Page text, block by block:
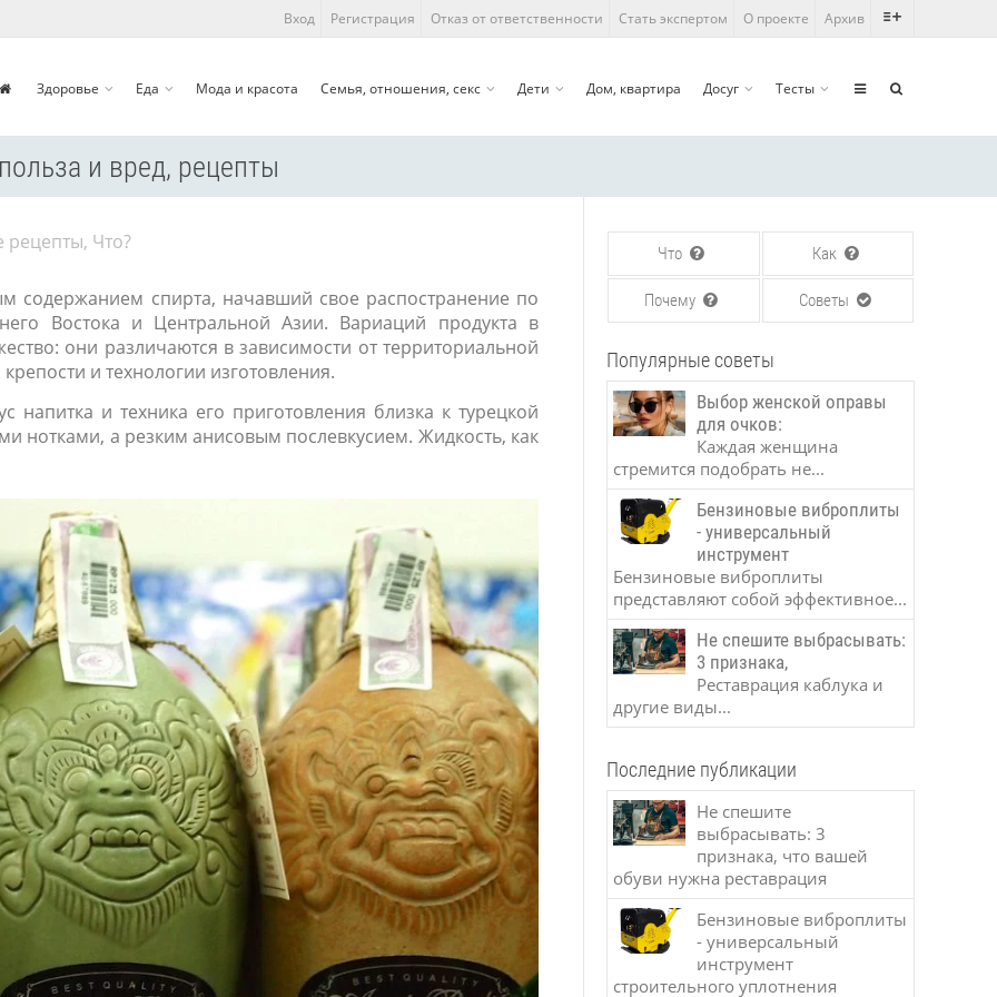
Вход Регистрация Отказ от ответственности Стать экспертом О проекте Архив
Здоровье Еда Мода и красота Семья, отношения, секс Дети Дом, квартира Досуг Тесты
и вред, рецепты
рецепты, Что?
содержанием спирта, начавший свое распостранение по
Востока и Центральной Азии. Вариаций продукта в
они различаются в зависимости от территориальной
и технологии изготовления.
напитка и техника его приготовления близка к турецкой
нотками, а резким анисовым послевкусием. Жидкость, как
Что Как
Почему Советы
Популярные советы
Выбор женской оправы
для очков:
Каждая женщина
стремится подобрать не...
Бензиновые виброплиты
- универсальный
инструмент
Бензиновые виброплиты
представляют собой эффективное...
Не спешите выбрасывать:
3 признака,
Реставрация каблука и
другие виды...
Последние публикации
Не спешите
выбрасывать: 3
признака, что вашей
обуви нужна реставрация
Бензиновые виброплиты
- универсальный
инструмент
строительного уплотнения